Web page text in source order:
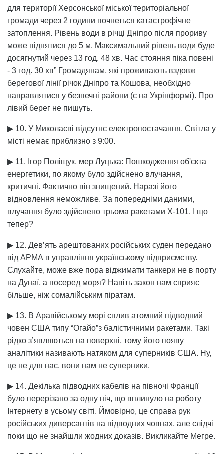
для території Херсонської міської територіальної
громади через 2 години почнеться катастрофічне
затоплення. Рівень води в річці Дніпро після прориву
може піднятися до 5 м. Максимальний рівень води буде
досягнутий через 13 год. 48 хв. Час стояння піка повені
- 3 год. 30 хв” Громадянам, які проживають вздовж
берегової лінії річок Дніпро та Кошова, необхідно
направлятися у безпечні райони (є на Укрінформі). Про
лівий берег не пишуть.
▶ 10. У Миколаєві відсутнє електропостачання. Світла у
місті немає приблизно з 9:00.
▶ 11. Ігор Поліщук, мер Луцька: Пошкодження об'єкта
енергетики, по якому було здійснено влучання,
критичні. Фактично він знищений. Наразі його
відновлення неможливе. За попередніми даними,
влучання було здійснено трьома ракетами Х-101. І що
тепер?
▶ 12. Дев’ять арештованих російських суден передано
від АРМА в управління українському підприємству.
Слухайте, може вже пора віджимати танкери не в порту
на Дунаї, а посеред моря? Навіть закон нам сприяє
більше, ніж сомалійським піратам.
▶ 13. В Аравійському морі сплив атомний підводний
човен США типу “Огайо”з балістичними ракетами. Такі
рідко з’являються на поверхні, тому його появу
аналітики називають натяком для суперників США. Ну,
це не для нас, вони нам не суперники.
▶ 14. Декілька підводних кабелів на півночі Франції
було перерізано за одну ніч, що вплинуло на роботу
Інтернету в усьому світі. Ймовірно, це справа рук
російських диверсантів на підводних човнах, але слідчі
поки що не знайшли жодних доказів. Викликайте Мегре.